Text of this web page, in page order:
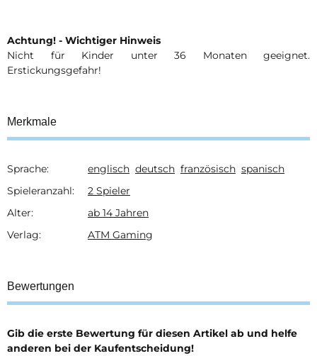
Achtung! - Wichtiger Hinweis
Nicht für Kinder unter 36 Monaten geeignet.
Erstickungsgefahr!
Merkmale
Produkteigenschaft
Wert
Sprache: englisch deutsch französisch spanisch
Spieleranzahl:
2 Spieler
Alter:
ab 14 Jahren
Verlag:
ATM Gaming
Bewertungen
Gib die erste Bewertung für diesen Artikel ab und helfe
anderen bei der Kaufentscheidung!